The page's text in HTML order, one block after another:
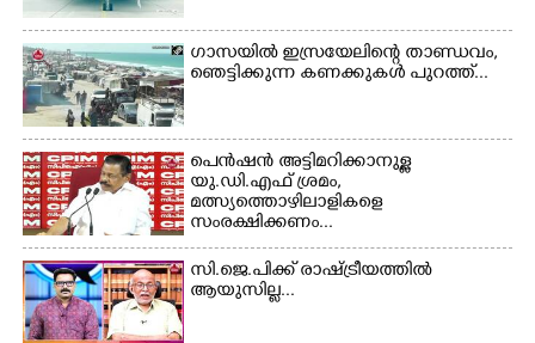
ഗാസയിൽ ഇസ്രയേലിന്റെ താണ്ഡവം,
ഞെട്ടിക്കുന്ന കണക്കുകൾ പുറത്ത്...
പെൻഷൻ അട്ടിമറിക്കാനുള്ള
യു.ഡി.എഫ് ശ്രമം,
മത്സ്യത്തൊഴിലാളികളെ
സംരക്ഷിക്കണം...
സി.ജെ.പിക്ക് രാഷ്ട്രീയത്തിൽ
ആയുസില്ല...
Copy Link